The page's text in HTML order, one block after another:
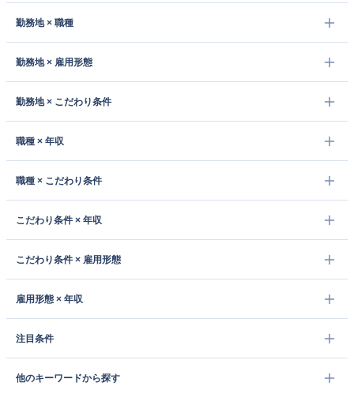
勤務地 × 職種
勤務地 × 雇用形態
勤務地 × こだわり条件
職種 × 年収
職種 × こだわり条件
こだわり条件 × 年収
こだわり条件 × 雇用形態
雇用形態 × 年収
注目条件
他のキーワードから探す